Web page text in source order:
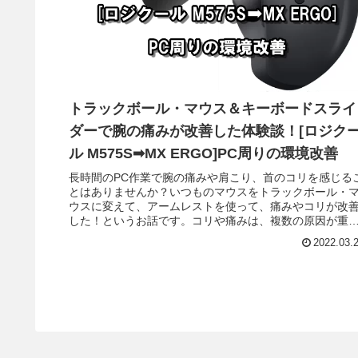
トラックボール・マウス＆キーボードスライ
ダーで腕の痛みが改善した体験談！[ロジク
ル M575S➡MX ERGO]PC周りの環境改善
長時間のPC作業で腕の痛みや肩こり、首のコリを感じる
とはありませんか？いつものマウスをトラックボール・マ
ウスに変えて、アームレストを使って、痛みやコリが改
した！というお話です。コリや痛みは、複数の原因が重な
り合っている場合があります。原因にアプローチして、一